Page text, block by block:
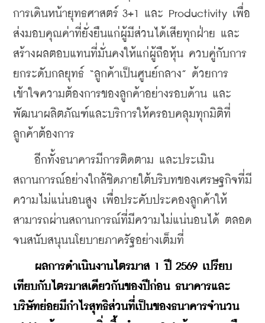
การเดินหน้ายุทธศาสตร์ 3+1 และ Productivity เพื่อ
ส่งมอบคุณค่าที่ยั่งยืนแก่ผู้มีส่วนได้เสียทุกฝ่าย และ
สร้างผลตอบแทนที่มั่นคงให้แก่ผู้ถือหุ้น ควบคู่กับการ
ยกระดับกลยุทธ์ “ลูกค้าเป็นศูนย์กลาง” ด้วยการ
เข้าใจความต้องการของลูกค้าอย่างรอบด้าน และ
พัฒนาผลิตภัณฑ์และบริการให้ครอบคลุมทุกมิติที่
ลูกค้าต้องการ
อีกทั้งธนาคารมีการติดตาม และประเมิน
สถานการณ์อย่างใกล้ชิดภายใต้บริบทของเศรษฐกิจที่มี
ความไม่แน่นอนสูง เพื่อประคับประคองลูกค้าให้
สามารถผ่านสถานการณ์ที่มีความไม่แน่นอนได้ ตลอด
จนสนับสนุนนโยบายภาครัฐอย่างเต็มที่
ผลการดำเนินงานไตรมาส 1 ปี 2569 เปรียบ
เทียบกับไตรมาสเดียวกันของปีก่อน ธนาคารและ
บริษัทย่อยมีกำไรสุทธิส่วนที่เป็นของธนาคารจำนวน